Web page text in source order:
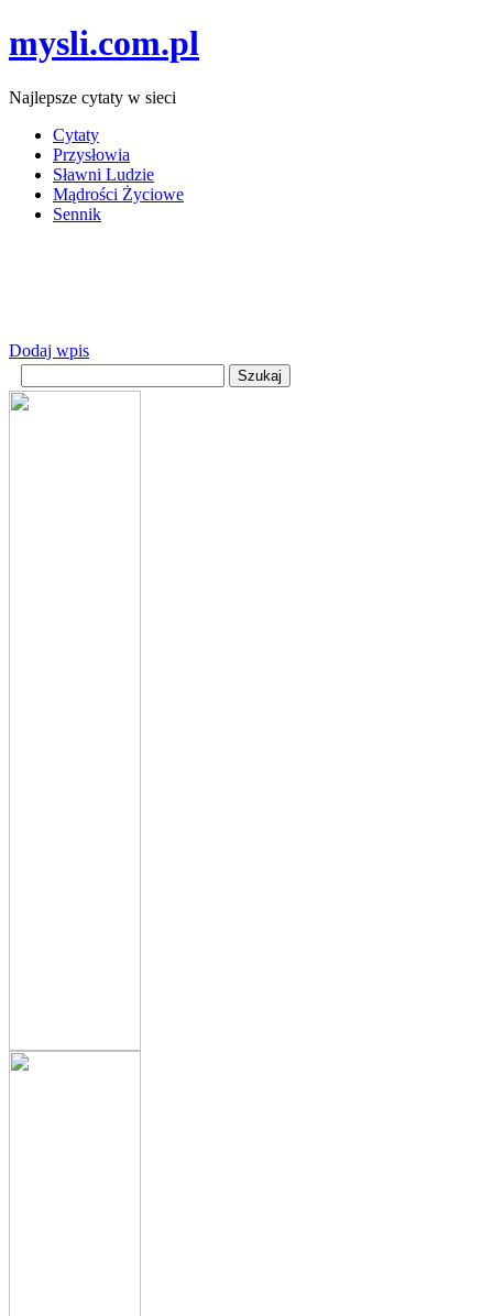
mysli.com.pl
Najlepsze cytaty w sieci
Cytaty
Przysłowia
Sławni Ludzie
Mądrości Życiowe
Sennik
Dodaj wpis